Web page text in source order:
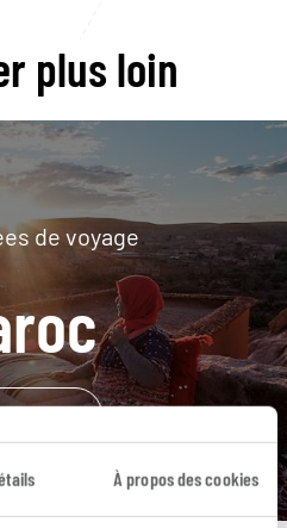
À propos des cookies
plus loin
de voyage